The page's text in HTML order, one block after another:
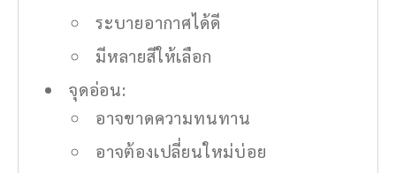
ระบายอากาศได้ดี
มีหลายสีให้เลือก
จุดอ่อน:
อาจขาดความทนทาน
อาจต้องเปลี่ยนใหม่บ่อย